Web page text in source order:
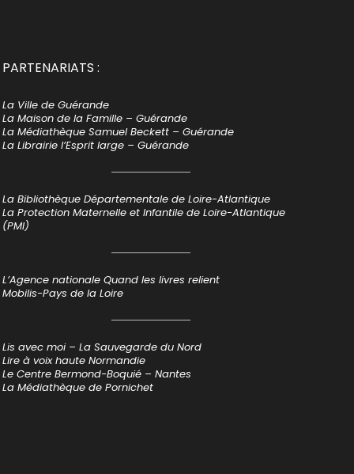
PARTENARIATS :
La Ville de Guérande
La Maison de la Famille – Guérande
La Médiathèque Samuel Beckett – Guérande
La Librairie l’Esprit large – Guérande
La Bibliothèque Départementale de Loire-Atlantique
La Protection Maternelle et Infantile de Loire-Atlantique
(PMI)
L’Agence nationale Quand les livres relient
Mobilis-Pays de la Loire
Lis avec moi – La Sauvegarde du Nord
Lire à voix haute Normandie
Le Centre Bermond-Boquié – Nantes
La Médiathèque de Pornichet